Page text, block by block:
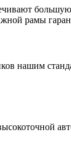
рамы
нашим